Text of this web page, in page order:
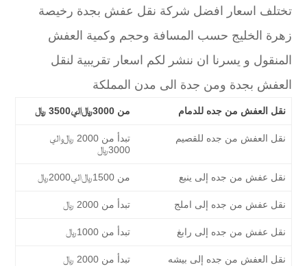
تختلف اسعار افضل شركة نقل عفش بجدة رخيصة
زهرة الخليج حسب المسافة وحجم وكمية العفش
المنقول و يسرنا ان ننشر لكم اسعار تقريبية لنقل
العفش بجدة ومن جدة الى مدن المملكة
نقل العفش من جده للدمام من 3000﷼الي3500 ﷼
نقل العفش من جده للقصيم
تبدأ من 2000 ﷼والي
3000﷼
نقل عفش من جده إلى ينبع من 1500﷼الي2000﷼
نقل عفش من جده إلى املج تبدأ من 2000 ﷼
نقل عفش من جده إلى رابغ تبدأ من 1000﷼
نقل العفش من جده إلى بيشه تبدأ من 2000 ﷼